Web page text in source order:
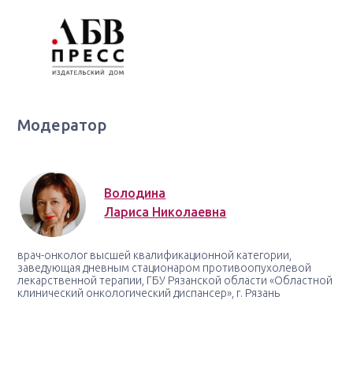
Модератор
Володина
Лариса Николаевна
врач-онколог высшей квалификационной категории,
заведующая дневным стационаром противоопухолевой
лекарственной терапии, ГБУ Рязанской области «Областной
клинический онкологический диспансер», г. Рязань